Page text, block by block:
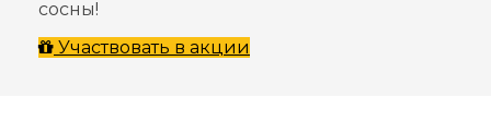
сосны!
Участвовать в акции